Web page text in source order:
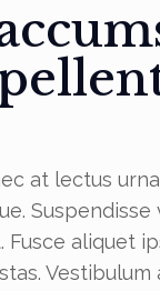
at lectus
Fusce aliquet